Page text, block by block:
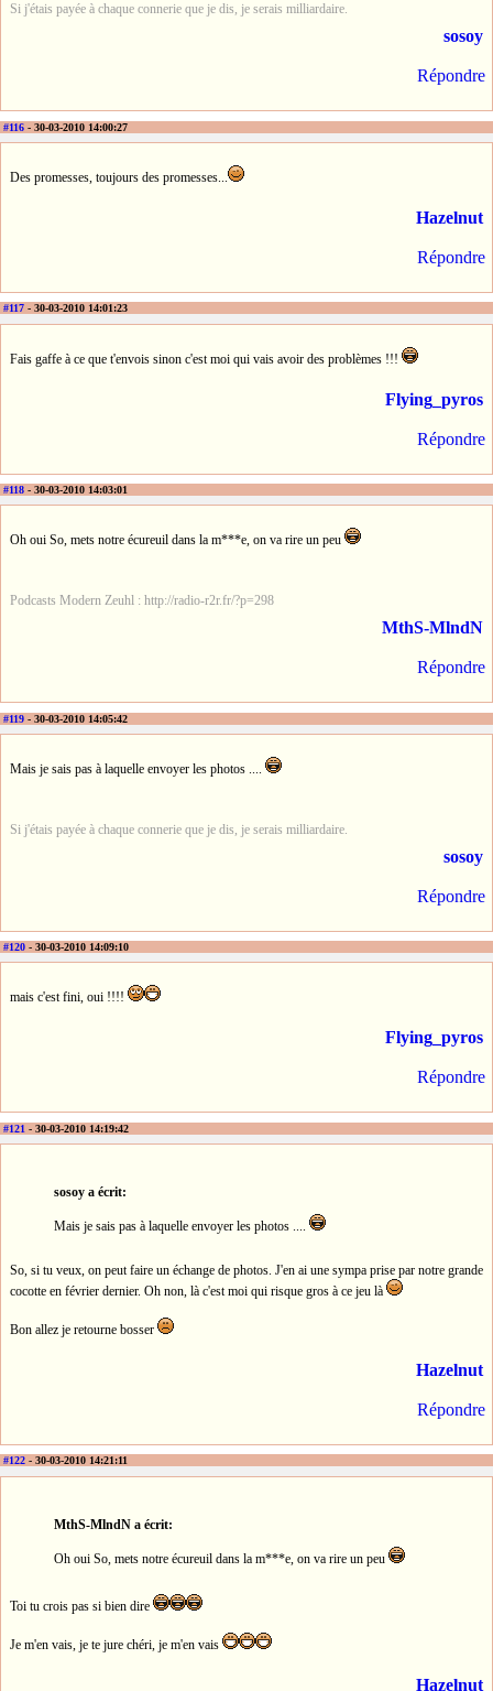
Si j'étais payée à chaque connerie que je dis, je serais milliardaire.
sosoy
Répondre
#116 - 30-03-2010 14:00:27
Des promesses, toujours des promesses...
Hazelnut
Répondre
#117 - 30-03-2010 14:01:23
Fais gaffe à ce que t'envois sinon c'est moi qui vais avoir des problèmes !!!
Flying_pyros
Répondre
#118 - 30-03-2010 14:03:01
Oh oui So, mets notre écureuil dans la m***e, on va rire un peu
Podcasts Modern Zeuhl : http://radio-r2r.fr/?p=298
MthS-MlndN
Répondre
#119 - 30-03-2010 14:05:42
Mais je sais pas à laquelle envoyer les photos ....
Si j'étais payée à chaque connerie que je dis, je serais milliardaire.
sosoy
Répondre
#120 - 30-03-2010 14:09:10
mais c'est fini, oui !!!!
Flying_pyros
Répondre
#121 - 30-03-2010 14:19:42
sosoy a écrit:
Mais je sais pas à laquelle envoyer les photos ....
So, si tu veux, on peut faire un échange de photos. J'en ai une sympa prise par notre grande
cocotte en février dernier. Oh non, là c'est moi qui risque gros à ce jeu là
Bon allez je retourne bosser
Hazelnut
Répondre
#122 - 30-03-2010 14:21:11
MthS-MlndN a écrit:
Oh oui So, mets notre écureuil dans la m***e, on va rire un peu
Toi tu crois pas si bien dire
Je m'en vais, je te jure chéri, je m'en vais
Hazelnut